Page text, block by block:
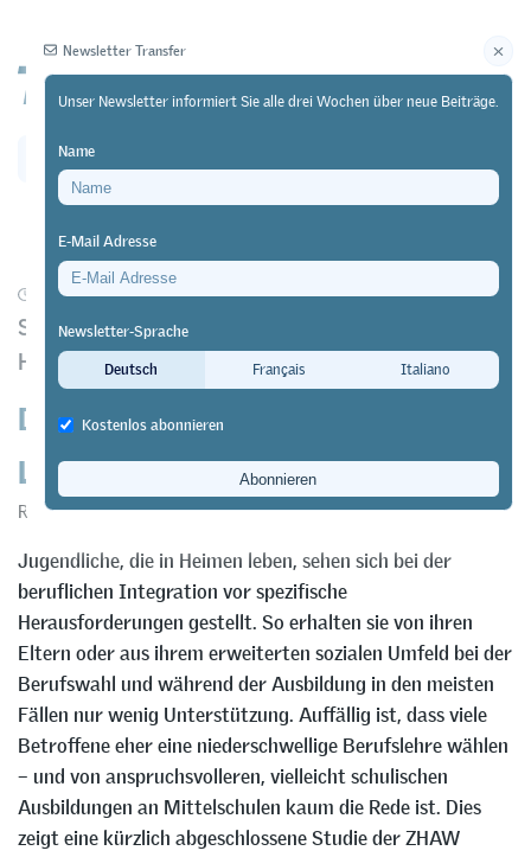
09/08/22 Forschung https://doi.org/10.64829/5587
Spezifische Herausforderungen für Jugendliche in
Heimen
Die berufliche Integration von Care
Leavern
Renate Stohler&Karin Werner
Jugendliche, die in Heimen leben, sehen sich bei der
beruflichen Integration vor spezifische
Herausforderungen gestellt. So erhalten sie von ihren
Eltern oder aus ihrem erweiterten sozialen Umfeld bei der
Berufswahl und während der Ausbildung in den meisten
Fällen nur wenig Unterstützung. Auffällig ist, dass viele
Betroffene eher eine niederschwellige Berufslehre wählen
– und von anspruchsvolleren, vielleicht schulischen
Ausbildungen an Mittelschulen kaum die Rede ist. Dies
zeigt eine kürzlich abgeschlossene Studie der ZHAW
Newsletter Transfer
Unser Newsletter informiert Sie alle drei Wochen über neue Beiträge.
Name
E-Mail Adresse
Newsletter-Sprache
Deutsch
Français Italiano
Kostenlos abonnieren